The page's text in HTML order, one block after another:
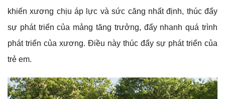
khiến xương chịu áp lực và sức căng nhất định, thúc đẩy
sự phát triển của mảng tăng trưởng, đẩy nhanh quá trình
phát triển của xương. Điều này thúc đẩy sự phát triển của
trẻ em.